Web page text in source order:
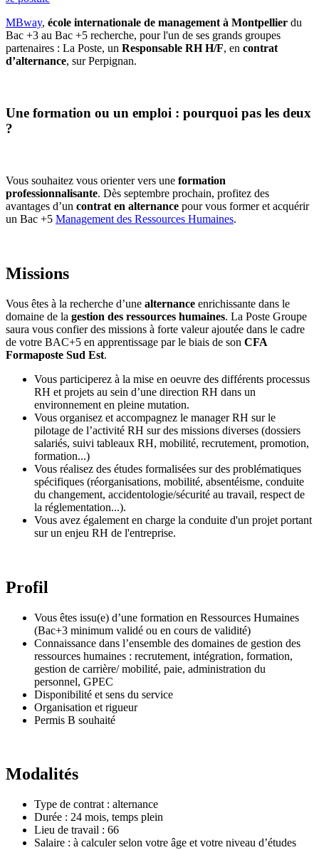
MBway, école internationale de management à Montpellier du
Bac +3 au Bac +5 recherche, pour l'un de ses grands groupes
partenaires : La Poste, un Responsable RH H/F, en contrat
d’alternance, sur Perpignan.
Une formation ou un emploi : pourquoi pas les deux
?
Vous souhaitez vous orienter vers une formation
professionnalisante. Dès septembre prochain, profitez des
avantages d’un contrat en alternance pour vous former et acquérir
un Bac +5 Management des Ressources Humaines.
Missions
Vous êtes à la recherche d’une alternance enrichissante dans le
domaine de la gestion des ressources humaines. La Poste Groupe
saura vous confier des missions à forte valeur ajoutée dans le cadre
de votre BAC+5 en apprentissage par le biais de son CFA
Formaposte Sud Est.
Vous participerez à la mise en oeuvre des différents processus
RH et projets au sein d’une direction RH dans un
environnement en pleine mutation.
Vous organisez et accompagnez le manager RH sur le
pilotage de l’activité RH sur des missions diverses (dossiers
salariés, suivi tableaux RH, mobilité, recrutement, promotion,
formation...)
Vous réalisez des études formalisées sur des problématiques
spécifiques (réorganisations, mobilité, absentéisme, conduite
du changement, accidentologie/sécurité au travail, respect de
la réglementation...).
Vous avez également en charge la conduite d'un projet portant
sur un enjeu RH de l'entreprise.
Profil
Vous êtes issu(e) d’une formation en Ressources Humaines
(Bac+3 minimum validé ou en cours de validité)
Connaissance dans l’ensemble des domaines de gestion des
ressources humaines : recrutement, intégration, formation,
gestion de carrière/ mobilité, paie, administration du
personnel, GPEC
Disponibilité et sens du service
Organisation et rigueur
Permis B souhaité
Modalités
Type de contrat : alternance
Durée : 24 mois, temps plein
Lieu de travail : 66
Salaire : à calculer selon votre âge et votre niveau d’études